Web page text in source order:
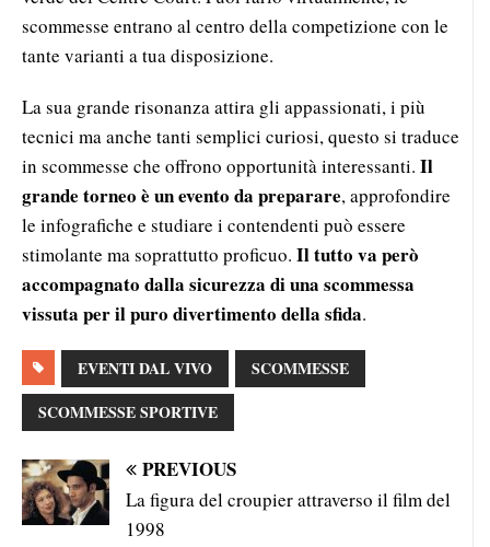
scommesse entrano al centro della competizione con le
tante varianti a tua disposizione.
La sua grande risonanza attira gli appassionati, i più
tecnici ma anche tanti semplici curiosi, questo si traduce
in scommesse che offrono opportunità interessanti. Il
grande torneo è un evento da preparare, approfondire
le infografiche e studiare i contendenti può essere
stimolante ma soprattutto proficuo. Il tutto va però
accompagnato dalla sicurezza di una scommessa
vissuta per il puro divertimento della sfida.
EVENTI DAL VIVO
SCOMMESSE
SCOMMESSE SPORTIVE
PREVIOUS
La figura del croupier attraverso il film del
1998